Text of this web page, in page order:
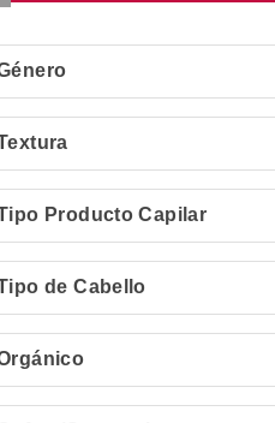
Producto Capilar
de Cabello